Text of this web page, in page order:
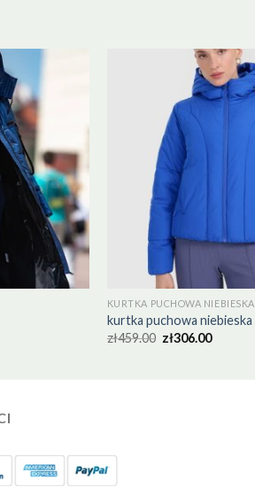
KURTKA PUCHOWA NIEBIESKA
kurtka puchowa niebieska
zł459.00 zł306.00